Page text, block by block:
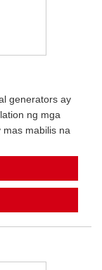
generators ay
ng mga
mas mabilis na